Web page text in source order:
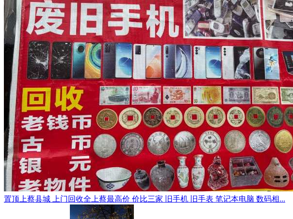
置顶 上蔡县城 上门回收全上蔡最高价 价比三家 旧手机 旧手表 笔记本电脑 数码相...